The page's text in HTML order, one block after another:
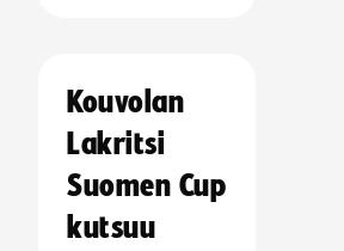
Kouvolan
Lakritsi
Suomen Cup
kutsuu